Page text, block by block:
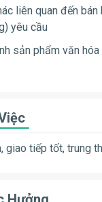
liên quan đến bán
yêu cầu
sản phẩm văn
giao tiếp tốt, trung